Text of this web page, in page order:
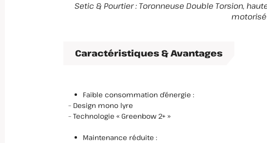
Setic & Pourtier : Toronneuse Double Torsion,
Caractéristiques & Avantages
Faible consommation d’énergie :
– Design mono lyre
– Technologie « Greenbow 2+ »
Maintenance réduite :